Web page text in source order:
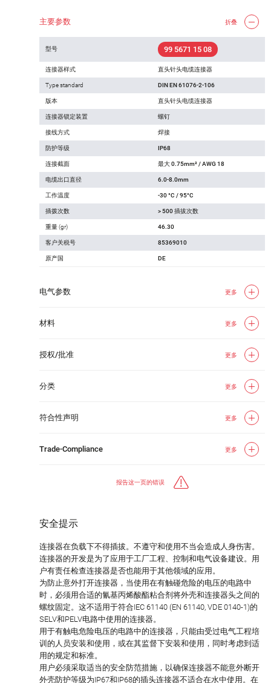
主要参数 折叠
型号 99 5671 15 08
连接器样式 直头针头电缆连接器
Type standard DIN EN 61076-2-106
版本 直头针头电缆连接器
连接器锁定装置 螺钉
接线方式 焊接
防护等级 IP68
连接截面 最大 0.75mm² / AWG 18
电缆出口直径 6.0-8.0mm
工作温度 -30 °C / 95°C
插拨次数 > 500 插拔次数
重量 (gr) 46.30
客户关税号 85369010
原产国 DE
电气参数 更多
材料 更多
授权/批准 更多
分类 更多
符合性声明 更多
Trade-Compliance 更多
报告这一页的错误
安全提示
连接器在负载下不得插拔。不遵守和使用不当会造成人身伤害。
连接器的开发是为了应用于工厂工程、控制和电气设备建设。用
户有责任检查连接器是否也能用于其他领域的应用。
为防止意外打开连接器，当使用在有触碰危险的电压的电路中
时，必须用合适的氰基丙烯酸酯粘合剂将外壳和连接器头之间的
螺纹固定。这不适用于符合IEC 61140 (EN 61140, VDE 0140-1)的
SELV和PELV电路中使用的连接器。
用于有触电危险电压的电路中的连接器，只能由受过电气工程培
训的人员安装和使用，或在其监督下安装和使用，同时考虑到适
用的规定和标准。
用户必须采取适当的安全防范措施，以确保连接器不能意外断开
外壳防护等级为IP67和IP68的插头连接器不适合在水中使用。在